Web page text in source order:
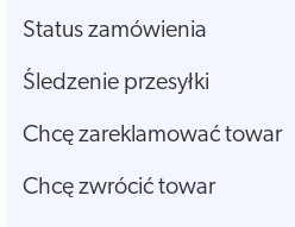
Status zamówienia
Śledzenie przesyłki
Chcę zareklamować towar
Chcę zwrócić towar